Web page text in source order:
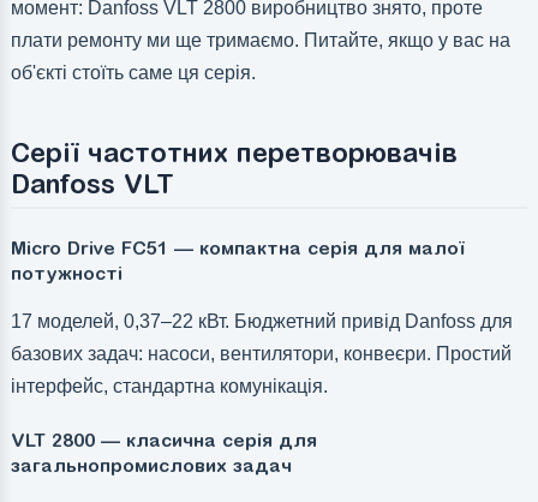
момент: Danfoss VLT 2800 виробництво знято, проте
плати ремонту ми ще тримаємо. Питайте, якщо у вас на
об'єкті стоїть саме ця серія.
Серії частотних перетворювачів
Danfoss VLT
Micro Drive FC51 — компактна серія для малої
потужності
17 моделей, 0,37–22 кВт. Бюджетний привід Danfoss для
базових задач: насоси, вентилятори, конвеєри. Простий
інтерфейс, стандартна комунікація.
VLT 2800 — класична серія для
загальнопромислових задач